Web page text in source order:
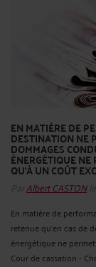
EN MATIÈRE DE
DESTINATION NE
DOMMAGES
ÉNERGÉTIQUE
QU'À UN COÛT
ParAlbert CASTON
En matière de
retenue qu'en cas de
énergétique ne
Cour de cassation -